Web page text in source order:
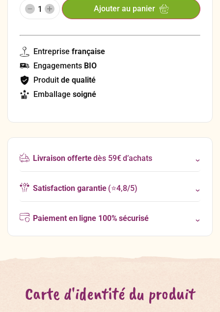
Ajouter au panier
Entreprise française
Engagements BIO
Produit de qualité
Emballage soigné
Livraison offertedès 59€ d’achats
Satisfaction garantie(⭐4,8/5)
Paiement en ligne 100% sécurisé
Carte d'identité du produit